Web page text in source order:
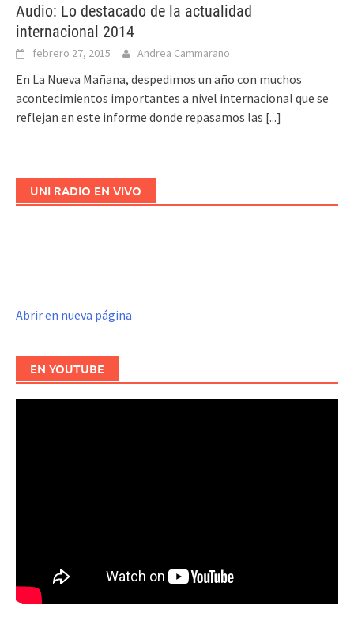
Audio: Lo destacado de la actualidad
internacional 2014
febrero 27, 2015 Andrea Cammarano
En La Nueva Mañana, despedimos un año con muchos
acontecimientos importantes a nivel internacional que se
reflejan en este informe donde repasamos las [...]
UNI RADIO EN VIVO
Abrir en nueva página
EN YOUTUBE